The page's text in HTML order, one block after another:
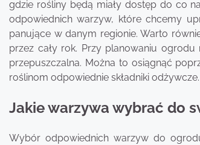
gdzie rośliny będą miały dostęp do co
odpowiednich warzyw, które chcemy
panujące w danym regionie. Warto
przez cały rok. Przy planowaniu
przepuszczalna. Można to osiągnąć
roślinom odpowiednie składniki odżywcze.
Jakie warzywa wybrać do
Wybór odpowiednich warzyw do